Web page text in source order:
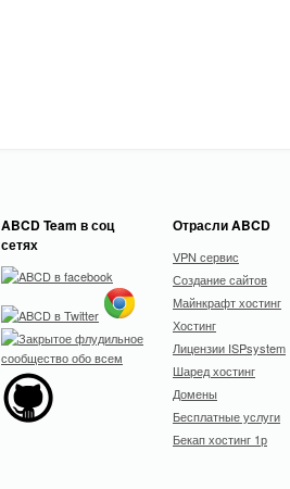
ABCD Team в соц
сетях
Отрасли ABCD
VPN сервис
Создание сайтов
Майнкрафт хостинг
Хостинг
Лицензии ISPsystem
Шаред хостинг
Домены
Бесплатные услуги
Бекап хостинг 1р